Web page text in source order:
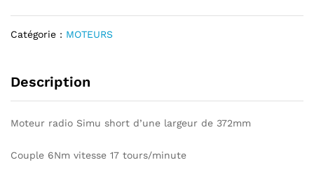
Catégorie : MOTEURS
Description
Moteur radio Simu short d’une largeur de 372mm
Couple 6Nm vitesse 17 tours/minute